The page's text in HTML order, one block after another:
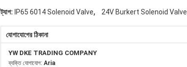
ট্যাগ: IP65 6014 Solenoid Valve, 24V Burkert Solenoid Valve
যোগাযোগের ঠিকানা
YW DKE TRADING COMPANY
ব্যক্তি যোগাযোগ: Aria